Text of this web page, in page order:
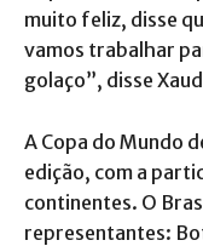
muito feliz, disse
vamos trabalhar
golaço”, disse
A Copa do Mundo
edição, com a
continentes. O
representantes: